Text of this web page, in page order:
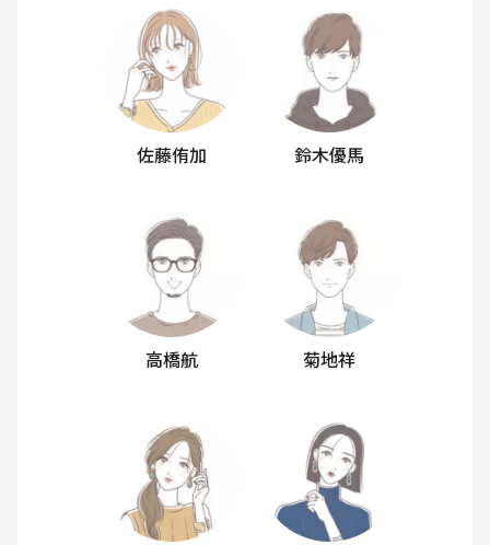
佐藤侑加 鈴木優馬
高橋航 菊地祥